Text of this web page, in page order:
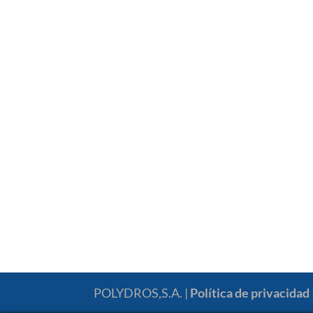
POLYDROS,S.A. | Política de privacidad